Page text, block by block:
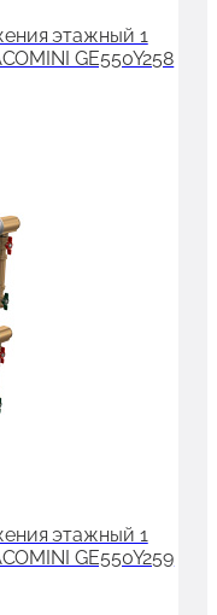
этажный 1
GE550Y258
этажный 1
GE550Y259